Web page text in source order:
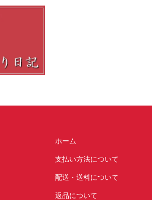
ホーム
支払い方法について
配送・送料について
返品について